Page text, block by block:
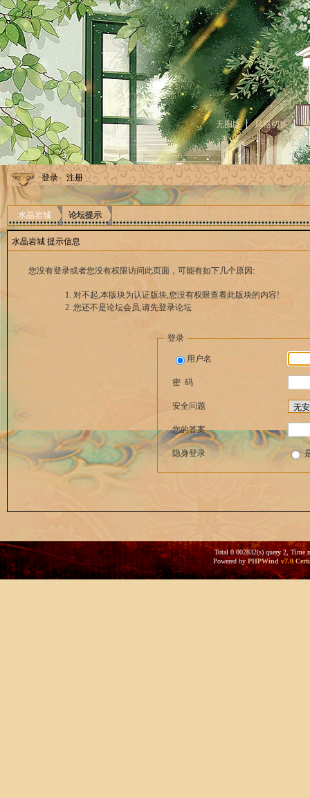
无图版 风格切换
登录 注册
水晶岩城 论坛提示
水晶岩城 提示信息
您没有登录或者您没有权限访问此页面，可能有如下几个原因:
对不起,本版块为认证版块,您没有权限查看此版块的内容!
您还不是论坛会员,请先登录论坛
登录
用户名
密 码
安全问题
您的答案
隐身登录
Total 0.002832(s) query 2, Time
Powered byPHPWind v7.0